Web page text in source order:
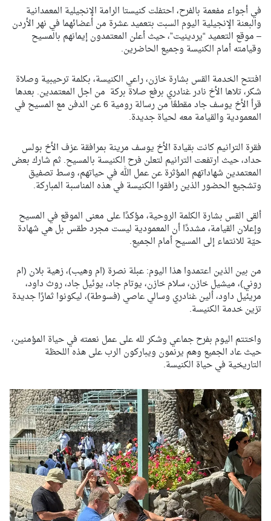
في أجواء مفعمة بالفرح، احتفلت كنيستا الرامة الإنجيلية المعمدانية
والبعنة الإنجيلية اليوم السبت بتعميد عشرة من أعضائهما في نهر الأردن
– موقع التعميد “يردينيت”، حيث أعلن المعتمدون إيمانهم بالمسيح
وقيامته أمام الكنيسة وجميع الحاضرين.
افتتح الخدمة القس بشارة خازن، راعي الكنيسة، بكلمة ترحيبية وصلاة
شكر، تلاها الأخ نادر غنادري برفع صلاة بركة من اجل المعتمدين. بعدها
قرأ الأخ يوسف جاد مقطعًا من رسالة رومية 6 عن الدفن مع المسيح في
المعمودية والقيامة معه لحياة جديدة.
فقرة الترانيم كانت بقيادة الأخ يوسف مرينة بمرافقة عزف الأخ بولس
حداد، حيث ارتفعت الترانيم لتعلن فرح الكنيسة بالمسيح. ثم شارك بعض
المعتمدين شهاداتهم المؤثرة عن عمل الله في حياتهم، وسط تصفيق
وتشجيع الحضور الذين رافقوا الكنيسة في هذه المناسبة المباركة.
ألقى القس بشارة الكلمة الروحية، مؤكدًا على معنى الموقع في المسيح
وإعلان القيامة، مشددًا أن المعمودية ليست مجرد طقس بل هي شهادة
حيّة للانتماء إلى المسيح أمام الجميع.
من بين الذين اعتمدوا هذا اليوم: عبلة نصرة (ام وهيب)، زهية بلان (ام
روني)، ميشيل خازن، سلام خازن، يوتام جاد، يوئيل جاد، روث داود،
مريئيل داود، ألين غنادري وسالي عاصي (فسوطة)، ليكونوا ثمارًا جديدة
تزين خدمة الكنيسة.
واختتم اليوم بفرح جماعي وشكر لله على عمل نعمته في حياة المؤمنين،
حيث عاد الجميع وهم يرنمون ويباركون الرب على هذه اللحظة
التاريخية في حياة الكنيسة.